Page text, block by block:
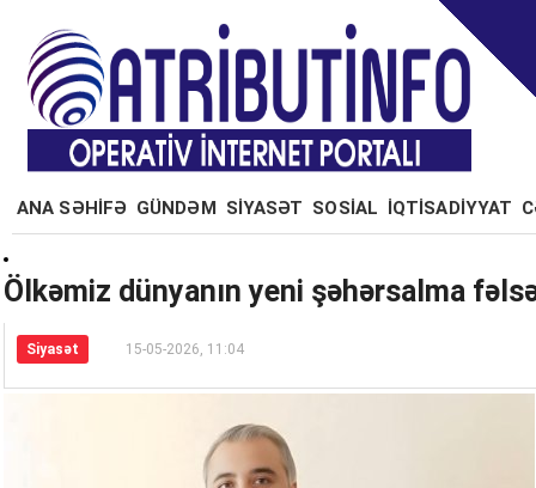
ANA SƏHİFƏ GÜNDƏM SİYASƏT SOSİAL İQTİSADİYYAT
Ölkəmiz dünyanın yeni şəhərsalma
Siyasət 15-05-2026, 11:04